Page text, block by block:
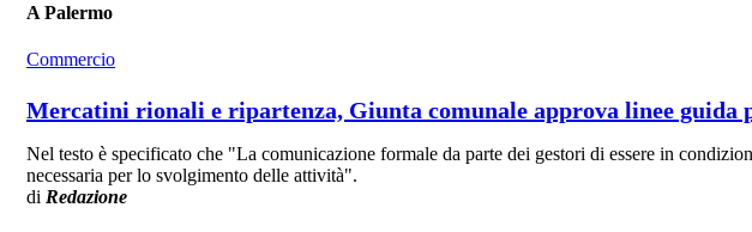
A Palermo
Commercio
Mercatini rionali e ripartenza, Giunta comunale approva linee guida
Nel testo è specificato che "La comunicazione formale da parte dei gestori di essere in
necessaria per lo svolgimento delle attività".
di Redazione